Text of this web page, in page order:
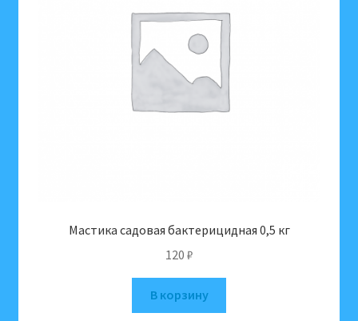
Мастика садовая бактерицидная 0,5 кг
120 ₽
В корзину